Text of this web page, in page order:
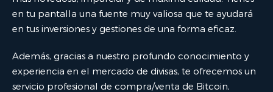
en tu pantalla una fuente muy valiosa que te ayudará
en tus inversiones y gestiones de una forma eficaz.
Además, gracias a nuestro profundo conocimiento y
experiencia en el mercado de divisas, te ofrecemos un
servicio profesional de compra/venta de Bitcoin,